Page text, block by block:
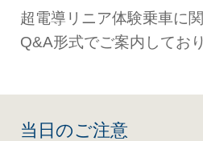
超電導リニア体験乗車に
Q&A形式でご案内してお
当日のご注意
お知らせ
close